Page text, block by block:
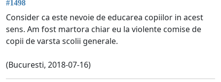
#1498
Consider ca este nevoie de educarea copiilor in acest
sens. Am fost martora chiar eu la violente comise de
copii de varsta scolii generale.
(Bucuresti, 2018-07-16)